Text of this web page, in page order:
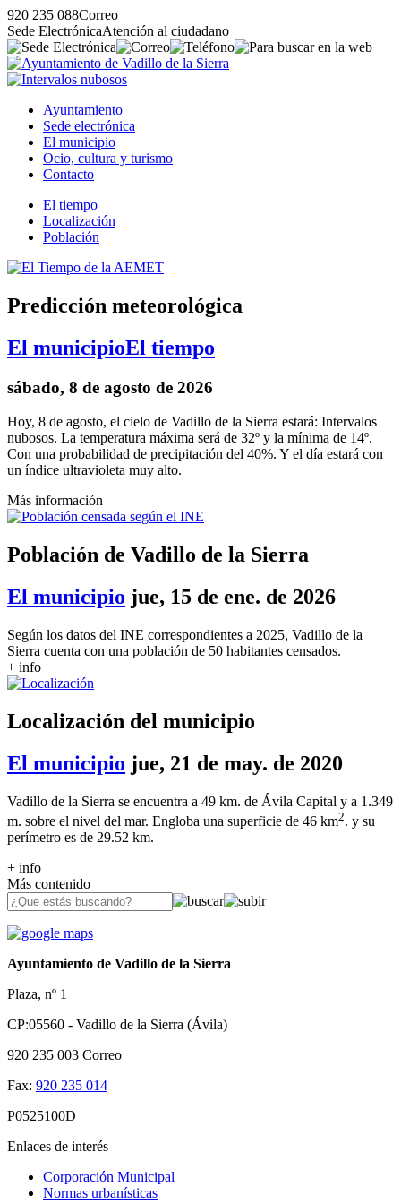
920 235 088Correo
Sede ElectrónicaAtención al ciudadano
Ayuntamiento
Sede electrónica
El municipio
Ocio, cultura y turismo
Contacto
El tiempo
Localización
Población
Predicción meteorológica
El municipioEl tiempo
sábado, 8 de agosto de 2026
Hoy, 8 de agosto, el cielo de Vadillo de la Sierra estará: Intervalos
nubosos. La temperatura máxima será de 32º y la mínima de 14º.
Con una probabilidad de precipitación del 40%. Y el día estará con
un índice ultravioleta muy alto.
Más información
Población de Vadillo de la Sierra
El municipio jue, 15 de ene. de 2026
Según los datos del INE correspondientes a 2025, Vadillo de la
Sierra cuenta con una población de 50 habitantes censados.
+ info
Localización del municipio
El municipio jue, 21 de may. de 2020
Vadillo de la Sierra se encuentra a 49 km. de Ávila Capital y a 1.349
m. sobre el nivel del mar. Engloba una superficie de 46 km2. y su
perímetro es de 29.52 km.
+ info
Más contenido
Ayuntamiento de Vadillo de la Sierra
Plaza, nº 1
CP:05560 - Vadillo de la Sierra (Ávila)
920 235 003 Correo
Fax: 920 235 014
P0525100D
Enlaces de interés
Corporación Municipal
Normas urbanísticas